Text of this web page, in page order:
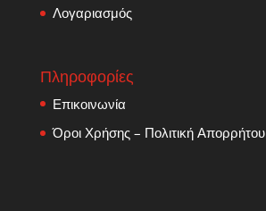
Λογαριασμός
Πληροφορίες
Επικοινωνία
Όροι Χρήσης – Πολιτική Απορρήτου